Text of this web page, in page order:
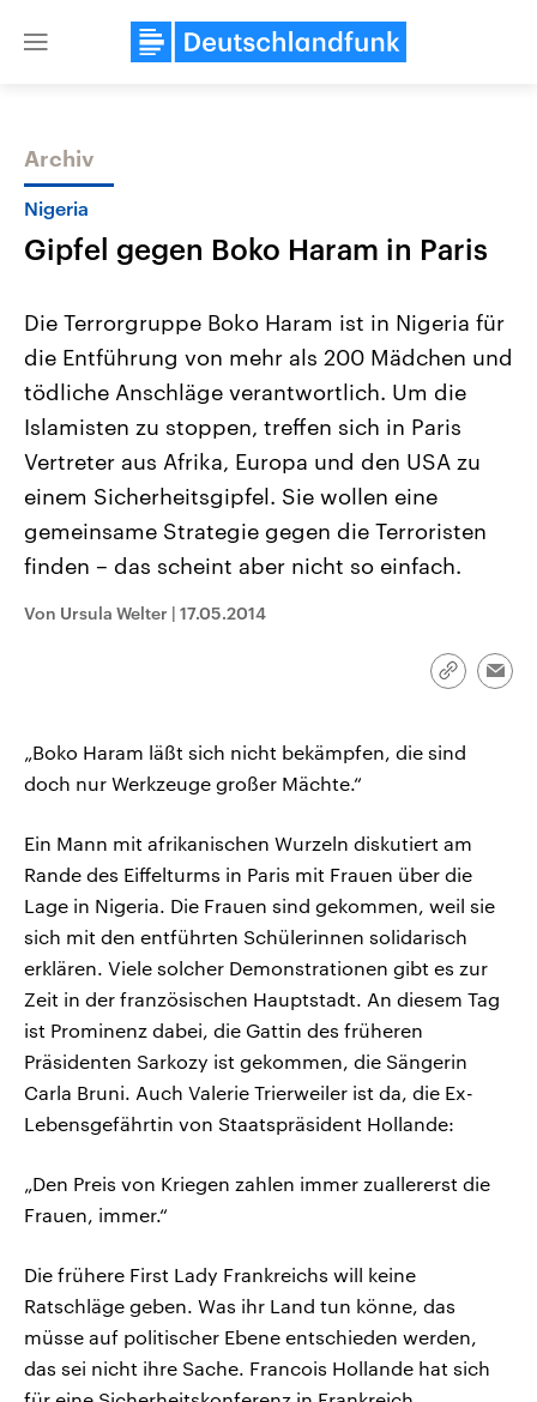
Close
Themen
Landtagswahl Sachsen-Anhalt
2026
Alle Informationen
Sachsen-Anhalt wählt am 6.
September 2026 einen neuen
Landtag. Seit 2021 wird das
Bundesland von einer Koalition aus
Umfragen, Prognosen,
und Hintergründe zu den Parteien
und Kandidaten der anstehenden
USA
Aktuelle Beiträge,
Hintergründe
Wirtschaftlich und
gehören die Vereinigten
mit großem Einfluss auf
Sendungen Programm
Archiv
Nigeria
Gipfel gegen Boko Haram in Paris
Die Terrorgruppe Boko Haram ist in Nigeria für
die Entführung von mehr als 200 Mädchen und
tödliche Anschläge verantwortlich. Um die
Islamisten zu stoppen, treffen sich in Paris
Vertreter aus Afrika, Europa und den USA zu
einem Sicherheitsgipfel. Sie wollen eine
gemeinsame Strategie gegen die Terroristen
finden – das scheint aber nicht so einfach.
Von Ursula Welter | 17.05.2014
Link
„Boko Haram läßt sich nicht bekämpfen, die sind
doch nur Werkzeuge großer Mächte.“
Ein Mann mit afrikanischen Wurzeln diskutiert am
Rande des Eiffelturms in Paris mit Frauen über die
Lage in Nigeria. Die Frauen sind gekommen, weil sie
sich mit den entführten Schülerinnen solidarisch
erklären. Viele solcher Demonstrationen gibt es zur
Zeit in der französischen Hauptstadt. An diesem Tag
ist Prominenz dabei, die Gattin des früheren
Präsidenten Sarkozy ist gekommen, die Sängerin
Carla Bruni. Auch Valerie Trierweiler ist da, die Ex-
Lebensgefährtin von Staatspräsident Hollande:
„Den Preis von Kriegen zahlen immer zuallererst die
Frauen, immer.“
Die frühere First Lady Frankreichs will keine
Ratschläge geben. Was ihr Land tun könne, das
müsse auf politischer Ebene entschieden werden,
das sei nicht ihre Sache. Francois Hollande hat sich